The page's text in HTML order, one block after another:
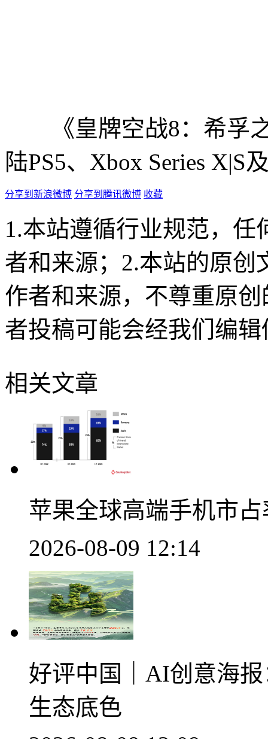
《皇牌空战8：希孚之
陆PS5、Xbox Series X|S
分享到新浪微博 分享到腾讯微博 收藏
1.本站遵循行业规范，
者和来源；2.本站的原
作者和来源，不尊重原
者投稿可能会经我们编
相关文章
苹果全球高端手机市
2026-08-09 12:14
好评中国｜AI创意海
生态底色